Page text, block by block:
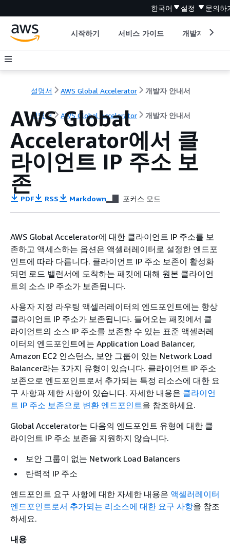
한국어 설정 문의하
시작하기 서비스 가이드 개발자 도구
설명서 AWS Global Accelerator 개발자 안내서
설명서 AWS Global Accelerator 개발자 안내서
AWS Global
Accelerator에서 클
라이언트 IP 주소 보
존
PDF RSS Markdown 포커스 모드
AWS Global Accelerator에 대한 클라이언트 IP 주소를 보
존하고 액세스하는 옵션은 액셀러레이터로 설정한 엔드포
인트에 따라 다릅니다. 클라이언트 IP 주소 보존이 활성화
되면 로드 밸런서에 도착하는 패킷에 대해 원본 클라이언
트의 소스 IP 주소가 보존됩니다.
사용자 지정 라우팅 액셀러레이터의 엔드포인트에는 항상
클라이언트 IP 주소가 보존됩니다. 들어오는 패킷에서 클
라이언트의 소스 IP 주소를 보존할 수 있는 표준 액셀러레
이터의 엔드포인트에는 Application Load Balancer,
Amazon EC2 인스턴스, 보안 그룹이 있는 Network Load
Balancer라는 3가지 유형이 있습니다. 클라이언트 IP 주소
보존으로 엔드포인트로서 추가되는 특정 리소스에 대한 요
구 사항과 제한 사항이 있습니다. 자세한 내용은 클라이언
트 IP 주소 보존으로 변환 엔드포인트을 참조하세요.
Global Accelerator는 다음의 엔드포인트 유형에 대한 클
라이언트 IP 주소 보존을 지원하지 않습니다.
보안 그룹이 없는 Network Load Balancers
탄력적 IP 주소
엔드포인트 요구 사항에 대한 자세한 내용은 액셀러레이터
엔드포인트로서 추가되는 리소스에 대한 요구 사항을 참조
하세요.
내용